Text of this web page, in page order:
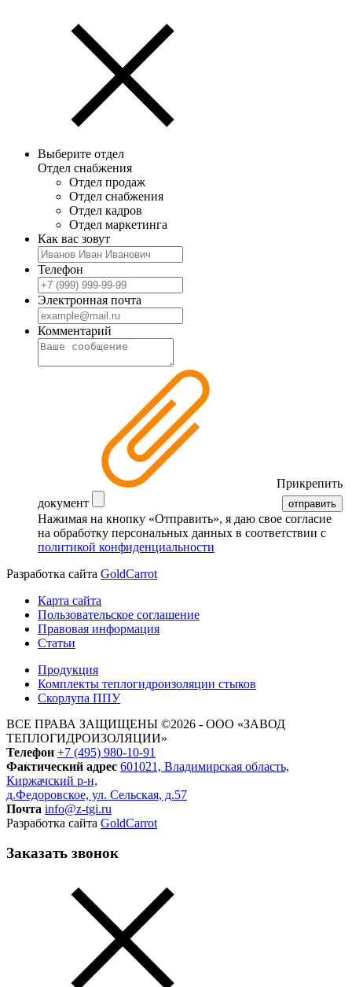
Выберите отдел
Отдел снабжения
Отдел продаж
Отдел снабжения
Отдел кадров
Отдел маркетинга
Как вас зовут
Телефон
Электронная почта
Комментарий
Прикрепить
документ
отправить
Нажимая на кнопку «Отправить», я даю свое согласие
на обработку персональных данных в соответствии с
политикой конфиденциальности
Разработка сайта GoldCarrot
Карта сайта
Пользовательское соглашение
Правовая информация
Статьи
Продукция
Комплекты теплогидроизоляции стыков
Скорлупа ППУ
ВСЕ ПРАВА ЗАЩИЩЕНЫ ©2026 - ООО «ЗАВОД
ТЕПЛОГИДРОИЗОЛЯЦИИ»
Телефон +7 (495) 980-10-91
Фактический адрес 601021, Владимирская область,
Киржачский р-н,
д.Федоровское, ул. Сельская, д.57
Почта info@z-tgi.ru
Разработка сайта GoldCarrot
Заказать звонок